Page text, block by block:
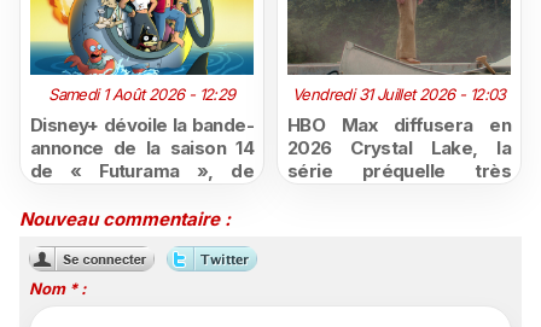
Samedi 1 Août 2026 - 12:29
Disney+ dévoile la bande-
annonce de la saison 14
de « Futurama », de
Vendredi 31 Juillet 2026 - 12:03
HBO Max diffusera en
2026 Crystal Lake, la
série préquelle très
Nouveau commentaire :
Nom * :